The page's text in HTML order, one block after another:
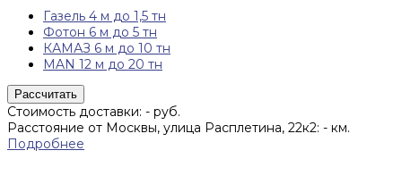
Газель 4 м до 1,5 тн
Фотон 6 м до 5 тн
КАМАЗ 6 м до 10 тн
MAN 12 м до 20 тн
Рассчитать
Стоимость доставки: - руб.
Расстояние от Москвы, улица Расплетина, 22к2: - км.
Подробнее